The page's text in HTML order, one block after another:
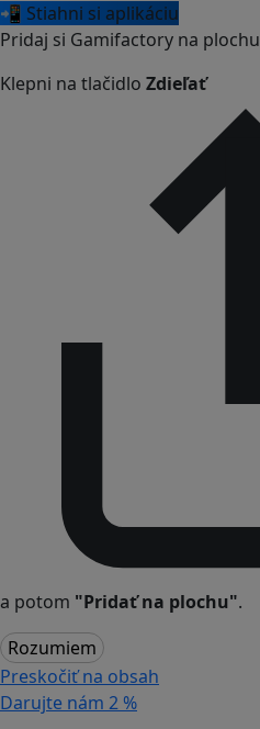
📲 Stiahni si aplikáciu
Pridaj si Gamifactory na plochu
Klepni na tlačidlo Zdieľať
a potom "Pridať na plochu".
Rozumiem
Preskočiť na obsah
Darujte nám 2 %